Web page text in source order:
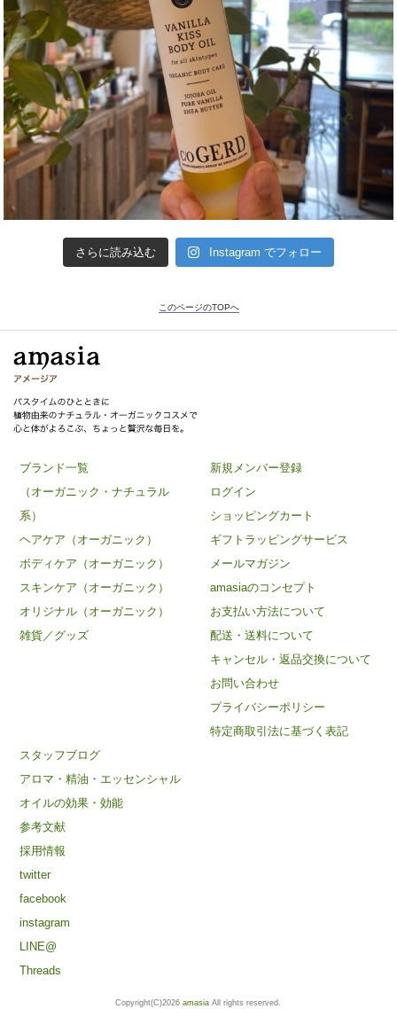
さらに読み込む Instagram でフォロー
このページのTOPへ
ブランド一覧
（オーガニック・ナチュラル
系）
ヘアケア（オーガニック）
ボディケア（オーガニック）
スキンケア（オーガニック）
オリジナル（オーガニック）
雑貨／グッズ
新規メンバー登録
ログイン
ショッピングカート
ギフトラッピングサービス
メールマガジン
amasiaのコンセプト
お支払い方法について
配送・送料について
キャンセル・返品交換について
お問い合わせ
プライバシーポリシー
特定商取引法に基づく表記
スタッフブログ
アロマ・精油・エッセンシャル
オイルの効果・効能
参考文献
採用情報
twitter
facebook
instagram
LINE@
Threads
Copyright(C)2026amasia All rights reserved.